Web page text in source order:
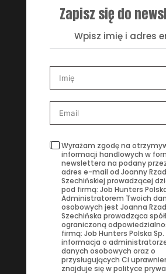
Zapisz się do
Wpisz imię i adres
Wyrażam zgodę na
informacji handlowych w
newslettera na podany
adres e-mail od Joanny
Szechińskiej prowadzącej
pod firmą: Job Hunters
Administratorem Twoich
osobowych jest Joanna
Szechińska prowadząca
ograniczoną
firmą: Job Hunters Polska Sp.
informacja o
danych osobowych oraz o
przysługujących Ci
znajduje się w polityce